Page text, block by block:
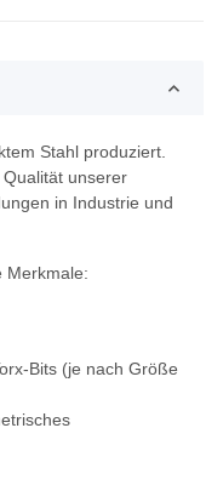
Stahl produziert.
unserer
in Industrie und
Merkmale:
Bits (je nach Größe